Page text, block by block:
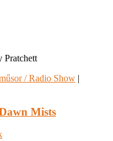
/ Radio Show |
Mists